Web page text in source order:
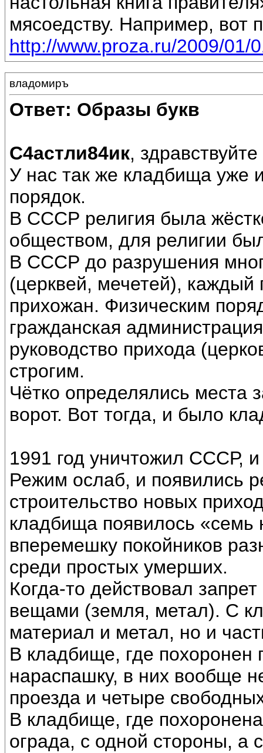
мясоедству. Например, вот
http://www.proza.ru/2009/01/
владомиръ
Ответ: Образы букв
С4астли84ик, здравствуйте
У нас так же кладбища уже
порядок.
В СССР религия была
обществом, для религии
В СССР до разрушения
(церквей, мечетей),
прихожан. Физическим
гражданская
руководство прихода
строгим.
Чётко определялись места
ворот. Вот тогда, и было
1991 год уничтожил СССР,
Режим ослаб, и появились
строительство новых
кладбища появилось «семь
вперемешку покойников
среди простых умерших.
Когда-то действовал
вещами (земля, метал). С
материал и метал, но и
В кладбище, где похоронен
нараспашку, в них вообще
проезда и четыре
В кладбище, где
ограда, с одной стороны, а